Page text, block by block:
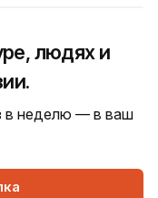
людях и
в неделю — в ваш